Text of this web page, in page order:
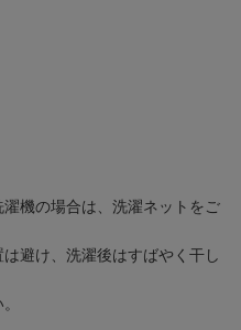
機の場合は、洗濯ネットをご
避け、洗濯後はすばやく干し